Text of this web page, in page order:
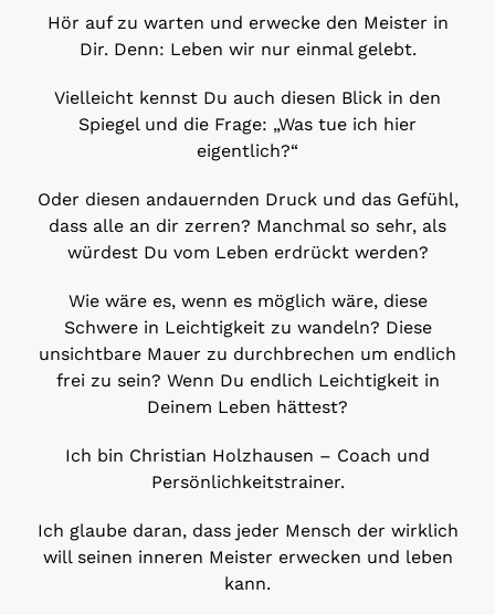
Hör auf zu warten und erwecke den Meister in
Dir. Denn: Leben wir nur einmal gelebt.
Vielleicht kennst Du auch diesen Blick in den
Spiegel und die Frage: „Was tue ich hier
eigentlich?“
Oder diesen andauernden Druck und das Gefühl,
dass alle an dir zerren? Manchmal so sehr, als
würdest Du vom Leben erdrückt werden?
Wie wäre es, wenn es möglich wäre, diese
Schwere in Leichtigkeit zu wandeln? Diese
unsichtbare Mauer zu durchbrechen um endlich
frei zu sein? Wenn Du endlich Leichtigkeit in
Deinem Leben hättest?
Ich bin Christian Holzhausen – Coach und
Persönlichkeitstrainer.
Ich glaube daran, dass jeder Mensch der wirklich
will seinen inneren Meister erwecken und leben
kann.